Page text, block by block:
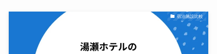
宿泊施設比較